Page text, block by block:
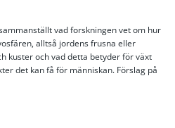
vad forskningen vet om hur
alltså jordens frusna eller
kuster och vad detta betyder för växt
det kan få för människan. Förslag på